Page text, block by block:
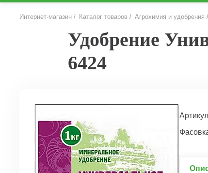
Интернет-магазин Каталог товаров Агрохимия и удобрения
Удобрение
6424